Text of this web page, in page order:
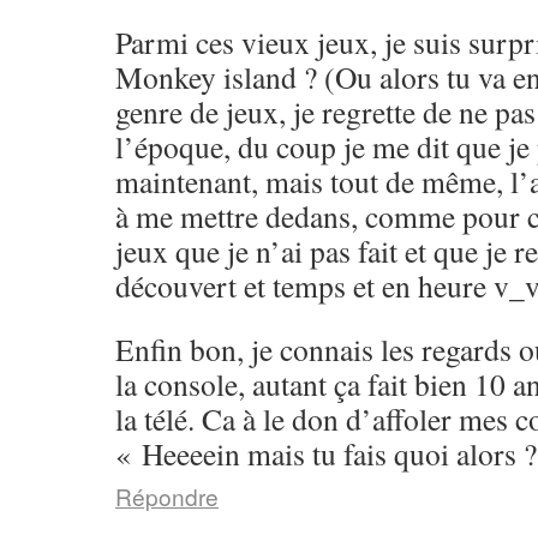
Parmi ces vieux jeux, je suis
Monkey island ? (Ou alors tu va
genre de jeux, je regrette de ne
l’époque, du coup je me dit que
maintenant, mais tout de même,
à me mettre dedans, comme pour
jeux que je n’ai pas fait et que je
découvert et temps et en heure
Enfin bon, je connais les regards
la console, autant ça fait bien 10
la télé. Ca à le don d’affoler mes
« Heeeein mais tu fais quoi alors
Répondre